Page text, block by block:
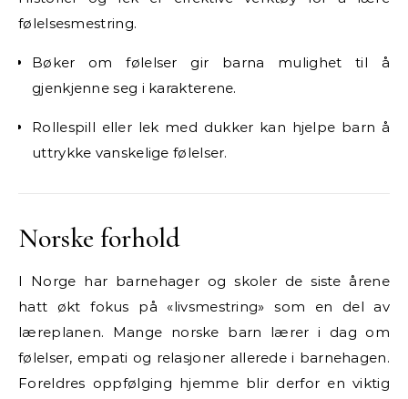
følelsesmestring.
Bøker om følelser gir barna mulighet til å
gjenkjenne seg i karakterene.
Rollespill eller lek med dukker kan hjelpe barn å
uttrykke vanskelige følelser.
Norske forhold
I Norge har barnehager og skoler de siste årene
hatt økt fokus på «livsmestring» som en del av
læreplanen. Mange norske barn lærer i dag om
følelser, empati og relasjoner allerede i barnehagen.
Foreldres oppfølging hjemme blir derfor en viktig